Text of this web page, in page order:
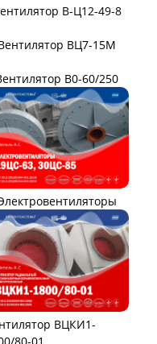
Вентилятор ВЦ 12-26
Вентилятор АВД 3,5